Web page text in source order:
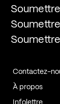
Contactez-
À propos
Infolettre